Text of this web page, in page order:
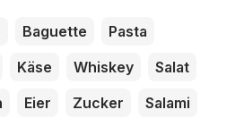
Baguette
Pasta
Käse Whiskey
Salat
Eier Zucker
Salami